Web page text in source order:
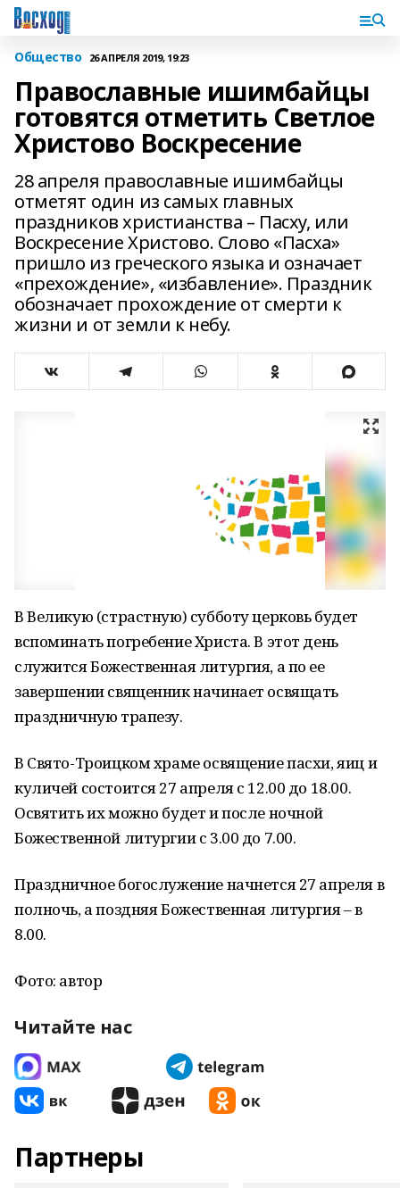
Общество 26 АПРЕЛЯ 2019, 19:23
Православные ишимбайцы
готовятся отметить Светлое
Христово Воскресение
28 апреля православные ишимбайцы
отметят один из самых главных
праздников христианства – Пасху, или
Воскресение Христово. Слово «Пасха»
пришло из греческого языка и означает
«прехождение», «избавление». Праздник
обозначает прохождение от смерти к
жизни и от земли к небу.
В Великую (страстную) субботу церковь будет
вспоминать погребение Христа. В этот день
служится Божественная литургия, а по ее
завершении священник начинает освящать
праздничную трапезу.
В Свято-Троицком храме освящение пасхи, яиц и
куличей состоится 27 апреля с 12.00 до 18.00.
Освятить их можно будет и после ночной
Божественной литургии с 3.00 до 7.00.
Праздничное богослужение начнется 27 апреля в
полночь, а поздняя Божественная литургия – в
8.00.
Фото: автор
Читайте нас
Партнеры